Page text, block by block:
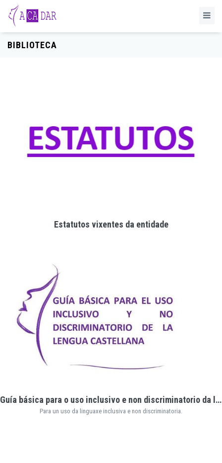
BIBLIOTECA
Estatutos vixentes da entidade
Guía básica para o uso inclusivo e non discriminatorio da lingua castelá
Para un uso da linguaxe inclusiva e non discriminatoria.